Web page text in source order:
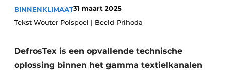
Binnenklimaat
Ventilatie
BINNENKLIMAAT31 maart 2025
Tekst Wouter Polspoel | Beeld Prihoda
DefrosTex is een opvallende technische
oplossing binnen het gamma textielkanalen